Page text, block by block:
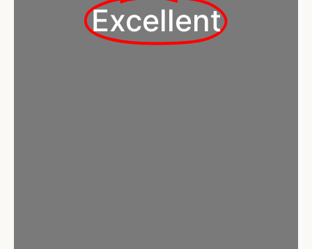
Excellent